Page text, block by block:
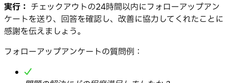
実行： チェックアウトの24時間以内にフォローアップアン
ケートを送り、回答を確認し、改善に協力してくれたことに
感謝を伝えましょう。
フォローアップアンケートの質問例：